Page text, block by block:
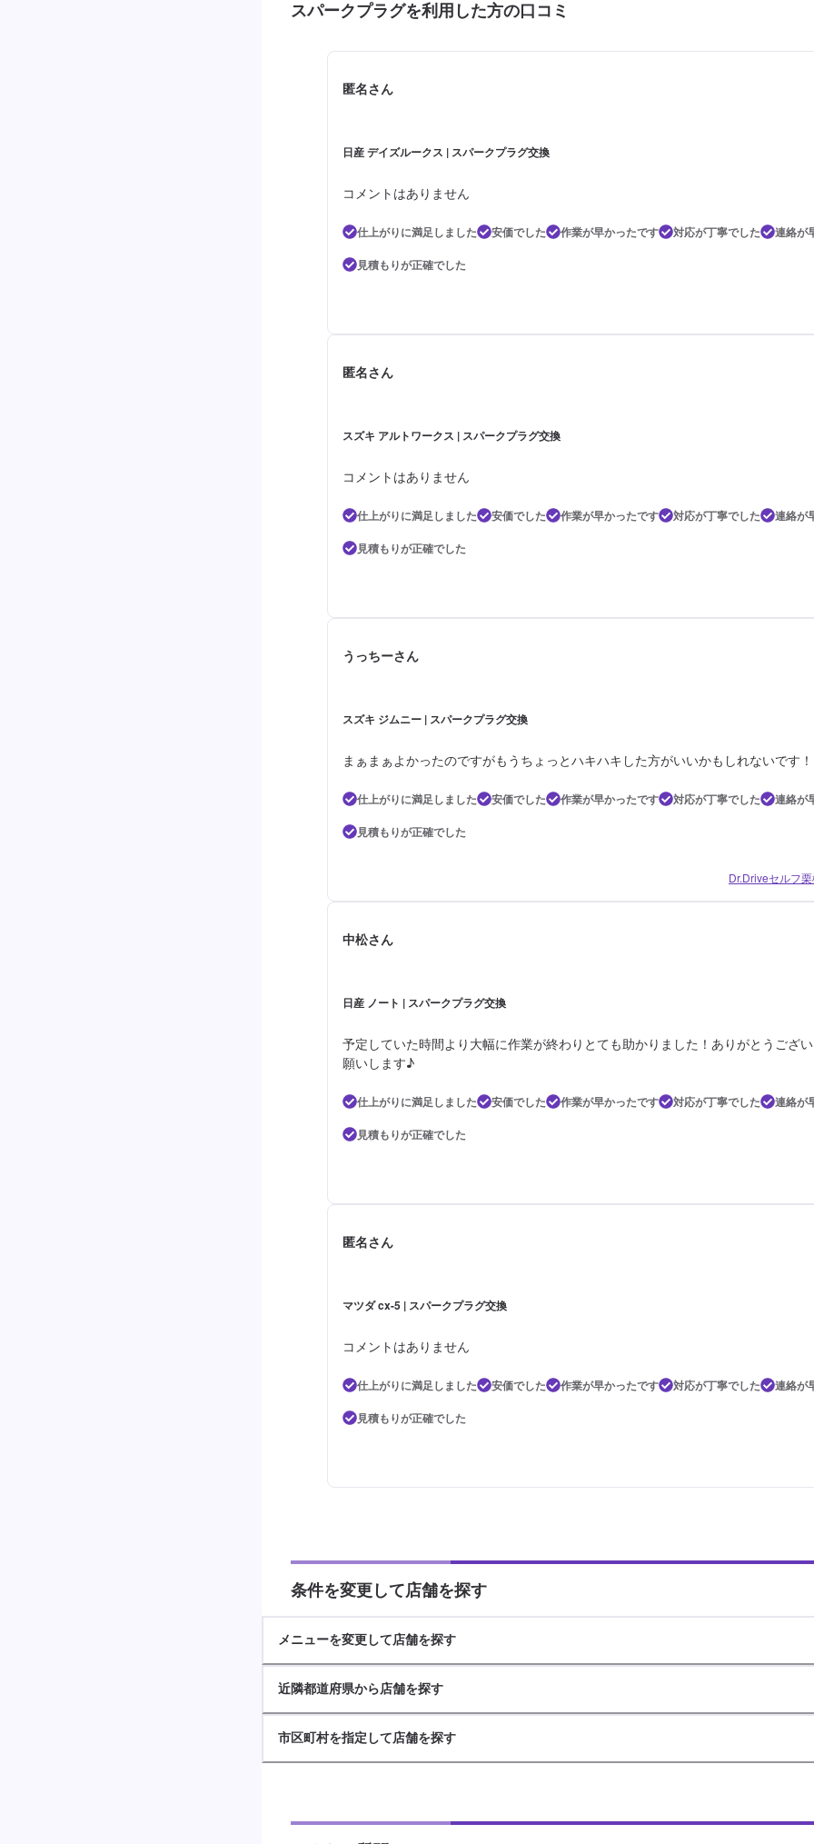
スパークプラグを利用した方の口コミ
匿名さん
日産 デイズルークス | スパークプラグ交換
コメントはありません
仕上がりに満足しました 安価でした 作業が早かったです 対応が丁寧でした
連絡が
見積もりが正確でした
匿名さん
スズキ アルトワークス | スパークプラグ交換
コメントはありません
仕上がりに満足しました 安価でした 作業が早かったです 対応が丁寧でした
連絡が
見積もりが正確でした
うっちーさん
スズキ ジムニー | スパークプラグ交換
まぁまぁよかったのですがもうちょっとハキハキした方がいいかもしれないです！
仕上がりに満足しました 安価でした 作業が早かったです 対応が丁寧でした
連絡が
見積もりが正確でした
Dr.Driveセルフ
中松さん
日産 ノート | スパークプラグ交換
予定していた時間より大幅に作業が終わりとても助かりました！ありがとうござ
願いします♪
仕上がりに満足しました 安価でした 作業が早かったです 対応が丁寧でした
連絡が
見積もりが正確でした
匿名さん
マツダ cx-5 | スパークプラグ交換
コメントはありません
仕上がりに満足しました 安価でした 作業が早かったです 対応が丁寧でした
連絡が
見積もりが正確でした
条件を変更して店舗を探す
メニューを変更して店舗を探す
近隣都道府県から店舗を探す
市区町村を指定して店舗を探す